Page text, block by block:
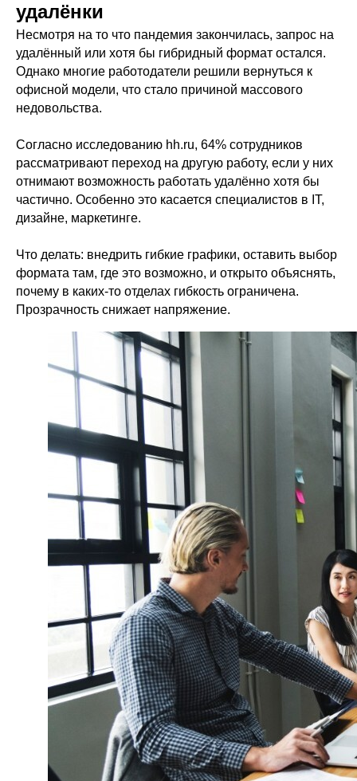
удалёнки
Несмотря на то что пандемия закончилась, запрос на
удалённый или хотя бы гибридный формат остался.
Однако многие работодатели решили вернуться к
офисной модели, что стало причиной массового
недовольства.
Согласно исследованию hh.ru, 64% сотрудников
рассматривают переход на другую работу, если у них
отнимают возможность работать удалённо хотя бы
частично. Особенно это касается специалистов в IT,
дизайне, маркетинге.
Что делать: внедрить гибкие графики, оставить выбор
формата там, где это возможно, и открыто объяснять,
почему в каких-то отделах гибкость ограничена.
Прозрачность снижает напряжение.